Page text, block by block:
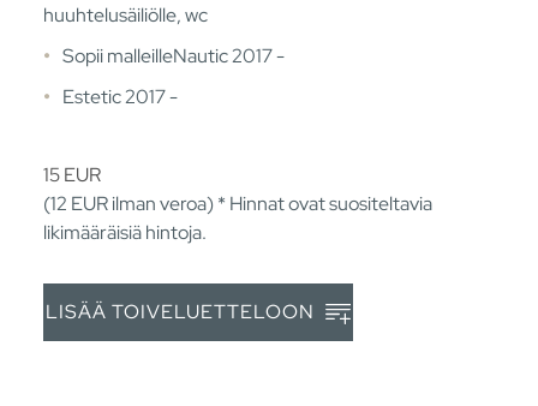
huuhtelusäiliölle, wc
Sopii malleilleNautic 2017 -
Estetic 2017 -
15EUR
(12 EURilman veroa) * Hinnat ovat suositeltavia
likimääräisiä hintoja.
LISÄÄ TOIVELUETTELOON